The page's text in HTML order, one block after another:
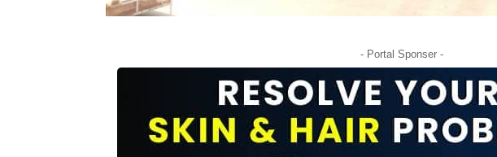
- Portal Sponser -